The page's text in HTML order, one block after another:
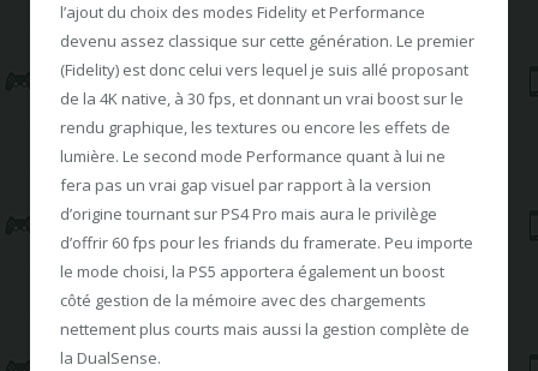
l’ajout du choix des modes Fidelity et Performance
devenu assez classique sur cette génération. Le premier
(Fidelity) est donc celui vers lequel je suis allé proposant
de la 4K native, à 30 fps, et donnant un vrai boost sur le
rendu graphique, les textures ou encore les effets de
lumière. Le second mode Performance quant à lui ne
fera pas un vrai gap visuel par rapport à la version
d’origine tournant sur PS4 Pro mais aura le privilège
d’offrir 60 fps pour les friands du framerate. Peu importe
le mode choisi, la PS5 apportera également un boost
côté gestion de la mémoire avec des chargements
nettement plus courts mais aussi la gestion complète de
la DualSense.